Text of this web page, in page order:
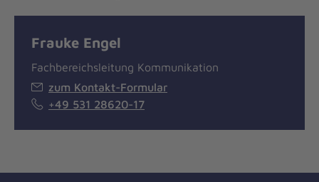
Frauke Engel
Fachbereichsleitung Kommunikation
zum Kontakt-Formular
+49 531 28620-17